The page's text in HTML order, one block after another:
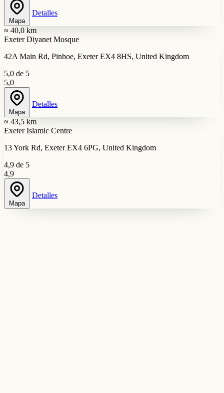
Mapa
Detalles
≈ 40,0 km
Exeter Diyanet Mosque
42A Main Rd, Pinhoe, Exeter EX4 8HS, United Kingdom
5,0 de 5
5,0
Mapa
Detalles
≈ 43,5 km
Exeter Islamic Centre
13 York Rd, Exeter EX4 6PG, United Kingdom
4,9 de 5
4,9
Mapa
Detalles